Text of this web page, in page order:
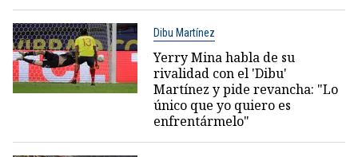
Dibu Martínez
Yerry Mina habla de su
rivalidad con el 'Dibu'
Martínez y pide revancha: "Lo
único que yo quiero es
enfrentármelo"